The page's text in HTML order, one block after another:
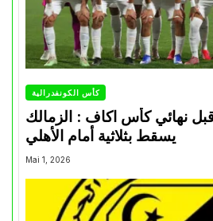
كأس الكونفدرالية
نهائي كأس اكاف : الزمالك
Mai 1, 2026